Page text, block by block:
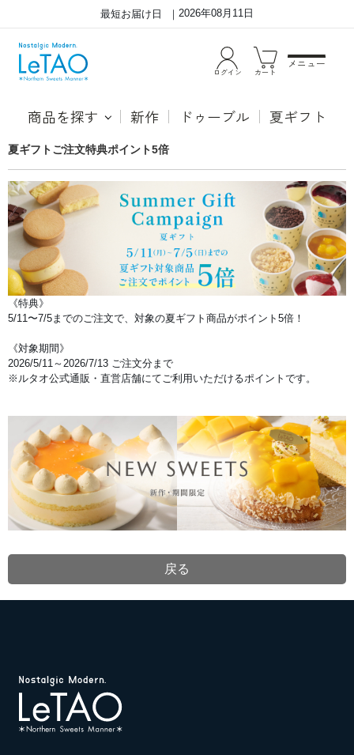
最短お届け日 2026年08月11日
ログイン カート
メニュー
商品を探す 新作 ドゥーブル 夏ギフト
ル
タ
オ・
ン
ラ
イ
ン
シ
プ
の
キ
ャ
ペ
ー
ペ
ー
ジ
夏
イ
倍
夏ギフトご注文特典ポイント5倍
《特典》
5/11〜7/5までのご注文で、対象の夏ギフト商品がポイント5倍！
《対象期間》
2026/5/11～2026/7/13 ご注文分まで
※ルタオ公式通販・直営店舗にてご利用いただけるポイントです。
戻る